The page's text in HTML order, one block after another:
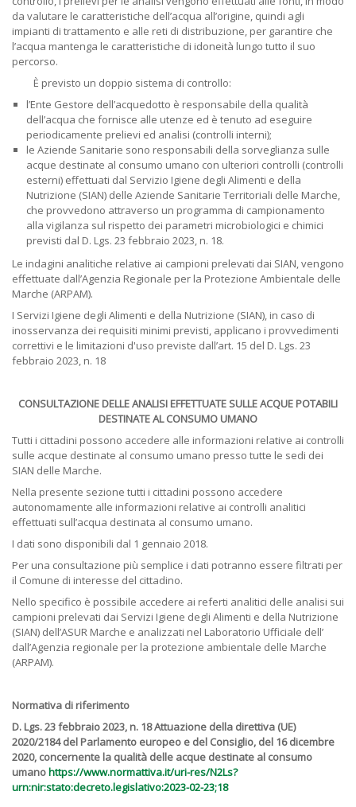
da valutare le caratteristiche dell’acqua all’origine, quindi agli
impianti di trattamento e alle reti di distribuzione, per garantire che
l’acqua mantenga le caratteristiche di idoneità lungo tutto il suo
percorso.
È previsto un doppio sistema di controllo:
l’Ente Gestore dell’acquedotto è responsabile della qualità
dell’acqua che fornisce alle utenze ed è tenuto ad eseguire
periodicamente prelievi ed analisi (controlli interni);
le Aziende Sanitarie sono responsabili della sorveglianza sulle
acque destinate al consumo umano con ulteriori controlli (controlli
esterni) effettuati dal Servizio Igiene degli Alimenti e della
Nutrizione (SIAN) delle Aziende Sanitarie Territoriali delle Marche,
che provvedono attraverso un programma di campionamento
alla vigilanza sul rispetto dei parametri microbiologici e chimici
previsti dal D. Lgs. 23 febbraio 2023, n. 18.
Le indagini analitiche relative ai campioni prelevati dai SIAN, vengono
effettuate dall’Agenzia Regionale per la Protezione Ambientale delle
Marche (ARPAM).
I Servizi Igiene degli Alimenti e della Nutrizione (SIAN), in caso di
inosservanza dei requisiti minimi previsti, applicano i provvedimenti
correttivi e le limitazioni d'uso previste dall’art. 15 del D. Lgs. 23
febbraio 2023, n. 18
CONSULTAZIONE DELLE ANALISI EFFETTUATE SULLE ACQUE POTABILI
DESTINATE AL CONSUMO UMANO
Tutti i cittadini possono accedere alle informazioni relative ai controlli
sulle acque destinate al consumo umano presso tutte le sedi dei
SIAN delle Marche.
Nella presente sezione tutti i cittadini possono accedere
autonomamente alle informazioni relative ai controlli analitici
effettuati sull’acqua destinata al consumo umano.
I dati sono disponibili dal 1 gennaio 2018.
Per una consultazione più semplice i dati potranno essere filtrati per
il Comune di interesse del cittadino.
Nello specifico è possibile accedere ai referti analitici delle analisi sui
campioni prelevati dai Servizi Igiene degli Alimenti e della Nutrizione
(SIAN) dell’ASUR Marche e analizzati nel Laboratorio Ufficiale dell’
dall’Agenzia regionale per la protezione ambientale delle Marche
(ARPAM).
Normativa di riferimento
D. Lgs. 23 febbraio 2023, n. 18 Attuazione della direttiva (UE)
2020/2184 del Parlamento europeo e del Consiglio, del 16 dicembre
2020, concernente la qualità delle acque destinate al consumo
umanohttps://www.normattiva.it/uri-res/N2Ls?
urn:nir:stato:decreto.legislativo:2023-02-23;18